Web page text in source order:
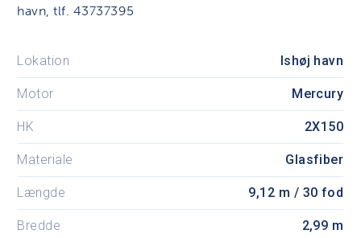
havn, tlf. 43737395
Lokation Ishøj havn
Motor Mercury
HK 2X150
Materiale Glasfiber
Længde 9,12 m / 30 fod
Bredde 2,99 m